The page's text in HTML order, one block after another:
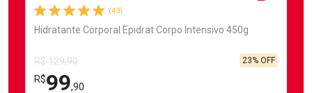
(43)
Hidratante Corporal Epidrat Corpo Intensivo 450g
R$ 129,90
R$99,90
23% OFF